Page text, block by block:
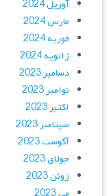
آوریل 2024
مارس 2024
فوریه 2024
ژانویه 2024
دسامبر 2023
نوامبر 2023
اکتبر 2023
سپتامبر 2023
آگوست 2023
جولای 2023
ژوئن 2023